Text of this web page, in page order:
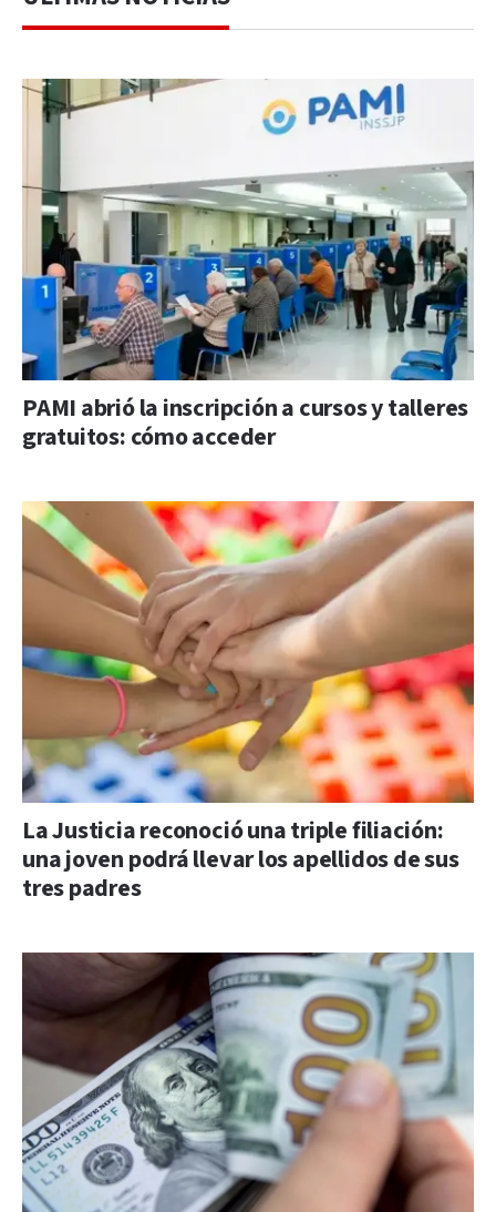
PAMI abrió la inscripción a cursos y talleres
gratuitos: cómo acceder
La Justicia reconoció una triple filiación:
una joven podrá llevar los apellidos de sus
tres padres